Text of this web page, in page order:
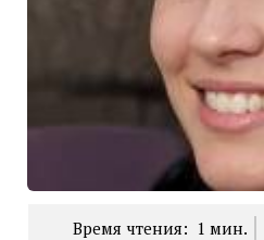
Время чтения: 1 мин.